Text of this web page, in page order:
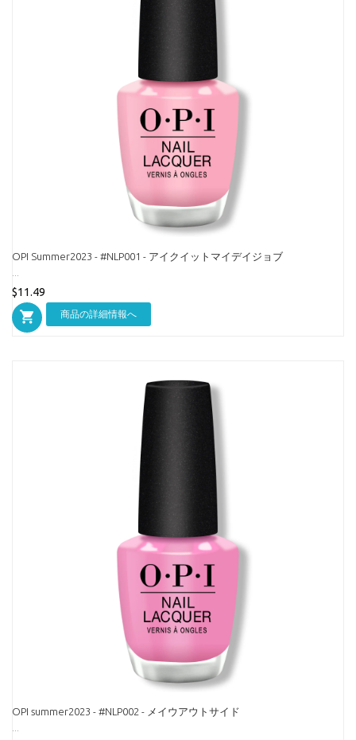
OPI Summer2023 - #NLP001 - アイクイットマイデイジョブ
$11.49
商品の詳細情報へ
OPI summer2023 - #NLP002 - メイウアウトサイド